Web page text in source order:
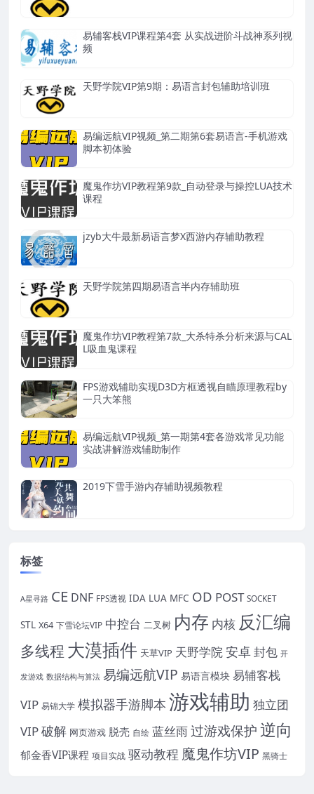
易辅客栈VIP课程第4套 从实战进阶斗战神系列视
频
天野学院VIP第9期：易语言封包辅助培训班
易编远航VIP视频_第二期第6套易语言-手机游戏
脚本初体验
魔鬼作坊VIP教程第9款_自动登录与操控LUA技术
课程
jzyb大牛最新易语言梦X西游内存辅助教程
天野学院第四期易语言半内存辅助班
魔鬼作坊VIP教程第7款_大杀特杀分析来源与CAL
L吸血鬼课程
FPS游戏辅助实现D3D方框透视自瞄原理教程by
一只大笨熊
易编远航VIP视频_第一期第4套各游戏常见功能
实战讲解游戏辅助制作
2019下雪手游内存辅助视频教程
标签
A星寻路 CE DNF FPS透视 IDA LUA MFC OD POST SOCKET
STL X64 下雪论坛VIP 中控台 二叉树 内存 内核 反汇编
多线程 大漠插件 天草VIP 天野学院安卓封包 开
发游戏 数据结构与算法 易编远航VIP 易语言模块 易辅客栈
VIP 易锦大学 模拟器手游脚本 游戏辅助 独立团
VIP破解 网页游戏 脱壳 自绘 蓝丝雨过游戏保护逆向
郁金香VIP课程 项目实战 驱动教程 魔鬼作坊VIP 黑骑士